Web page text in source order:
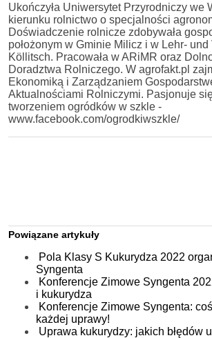
Ukończyła Uniwersytet Przyrodniczy we
kierunku rolnictwo o specjalności
Doświadczenie rolnicze zdobywała
położonym w Gminie Milicz i w Lehr-
Köllitsch. Pracowała w ARiMR oraz
Doradztwa Rolniczego. W agrofakt.pl
Ekonomiką i Zarządzaniem
Aktualnościami Rolniczymi. Pasjonuje
tworzeniem ogródków w szkle -
www.facebook.com/ogrodkiwszkle/
Powiązane artykuły
Pola Klasy S Kukurydza 2022
Syngenta
Konferencje Zimowe Syngenta
i kukurydza
Konferencje Zimowe Syngenta:
każdej uprawy!
Uprawa kukurydzy: jakich błędów